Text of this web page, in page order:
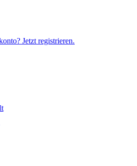
Jetzt registrieren.